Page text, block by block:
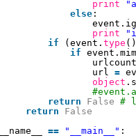
print
else :
print
if
(event. type
if
url =
object
return
False #
return
False
__name__ == "__main__" :